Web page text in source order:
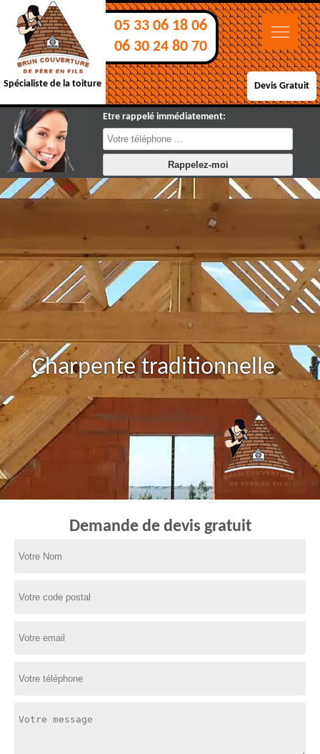
Spécialiste de la toiture
05 33 06 18 06
06 30 24 80 70
Devis Gratuit
Etre rappelé immédiatement:
Charpente traditionnelle
Demande de devis gratuit